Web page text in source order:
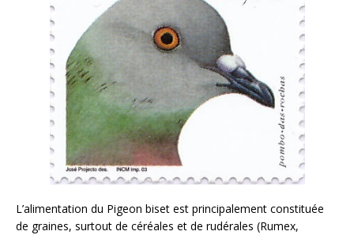
L’alimentation du Pigeon biset est principalement constituée
de graines, surtout de céréales et de rudérales (Rumex,